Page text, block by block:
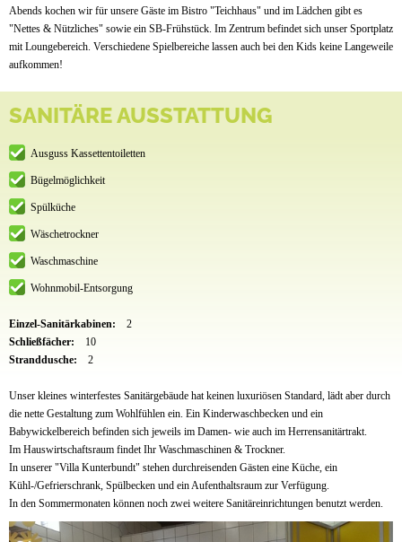
Abends kochen wir für unsere Gäste im Bistro "Teichhaus" und im Lädchen gibt es
"Nettes & Nützliches" sowie ein SB-Frühstück. Im Zentrum befindet sich unser Sportplatz
mit Loungebereich. Verschiedene Spielbereiche lassen auch bei den Kids keine Langeweile
aufkommen!
SANITÄRE AUSSTATTUNG
Ausguss Kassettentoiletten
Bügelmöglichkeit
Spülküche
Wäschetrockner
Waschmaschine
Wohnmobil-Entsorgung
Einzel-Sanitärkabinen:
2
Schließfächer:
10
Stranddusche:
2
Unser kleines winterfestes Sanitärgebäude hat keinen luxuriösen Standard, lädt aber durch
die nette Gestaltung zum Wohlfühlen ein. Ein Kinderwaschbecken und ein
Babywickelbereich befinden sich jeweils im Damen- wie auch im Herrensanitärtrakt.
Im Hauswirtschaftsraum findet Ihr Waschmaschinen & Trockner.
In unserer "Villa Kunterbundt" stehen durchreisenden Gästen eine Küche, ein
Kühl-/Gefrierschrank, Spülbecken und ein Aufenthaltsraum zur Verfügung.
In den Sommermonaten können noch zwei weitere Sanitäreinrichtungen benutzt werden.